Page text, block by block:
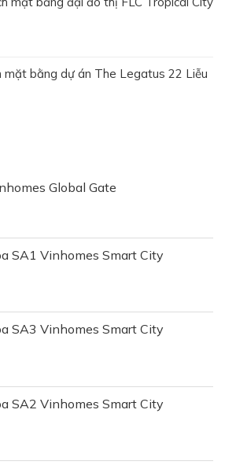
mặt bằng dự án The Legatus 22 Liễu
Global Gate
SA1 Vinhomes Smart City
SA3 Vinhomes Smart City
SA2 Vinhomes Smart City